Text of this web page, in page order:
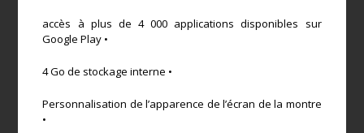
accès à plus de 4 000 applications disponibles sur
Google Play •
4 Go de stockage interne •
Personnalisation de l’apparence de l’écran de la montre
•